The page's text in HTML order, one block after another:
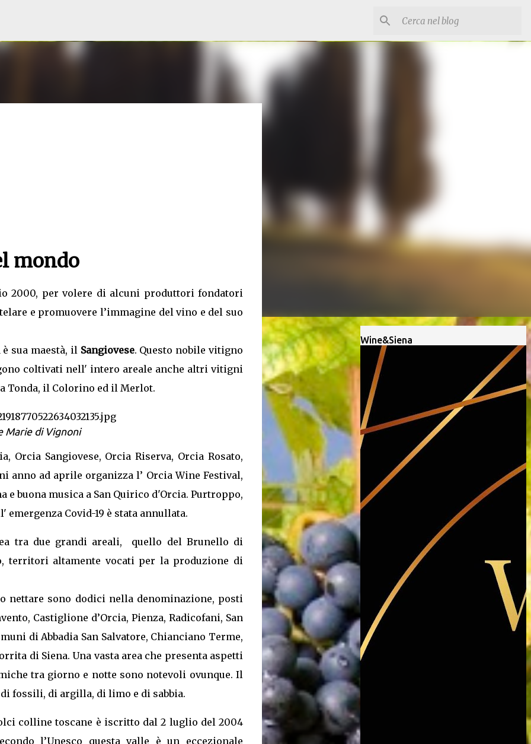
mondo
2000, per volere di alcuni produttori fondatori
e promuovere l’immagine del vino e del suo
sua maestà, il Sangiovese. Questo nobile vitigno
coltivati nell' intero areale anche altri vitigni
Tonda, il Colorino ed il Merlot.
Marie di Vignoni
Sangiovese, Orcia Riserva, Orcia Rosato,
anno ad aprile organizza l’ Orcia Wine Festival,
buona musica a San Quirico d'Orcia. Purtroppo,
emergenza Covid-19 è stata annullata.
tra due grandi areali, quello del Brunello di
territori altamente vocati per la produzione di
nettare sono dodici nella denominazione, posti
Castiglione d’Orcia, Pienza, Radicofani, San
di Abbadia San Salvatore, Chianciano Terme,
di Siena. Una vasta area che presenta aspetti
tra giorno e notte sono notevoli ovunque. Il
fossili, di argilla, di limo e di sabbia.
colline toscane è iscritto dal 2 luglio del 2004
l’Unesco questa valle è un eccezionale
Wine&Siena